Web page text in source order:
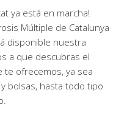
ya está en marcha!
Múltiple de Catalunya
disponible nuestra
a que descubras el
te ofrecemos, ya sea
bolsas, hasta todo tipo